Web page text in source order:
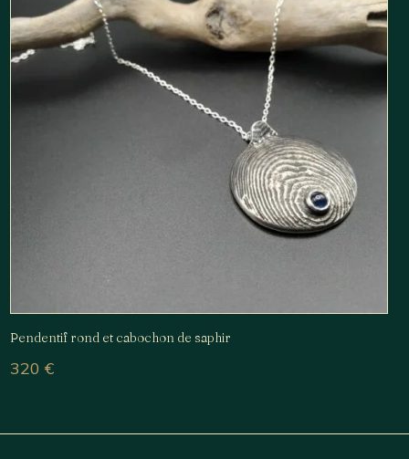
Pendentif rond et cabochon de saphir
320 €